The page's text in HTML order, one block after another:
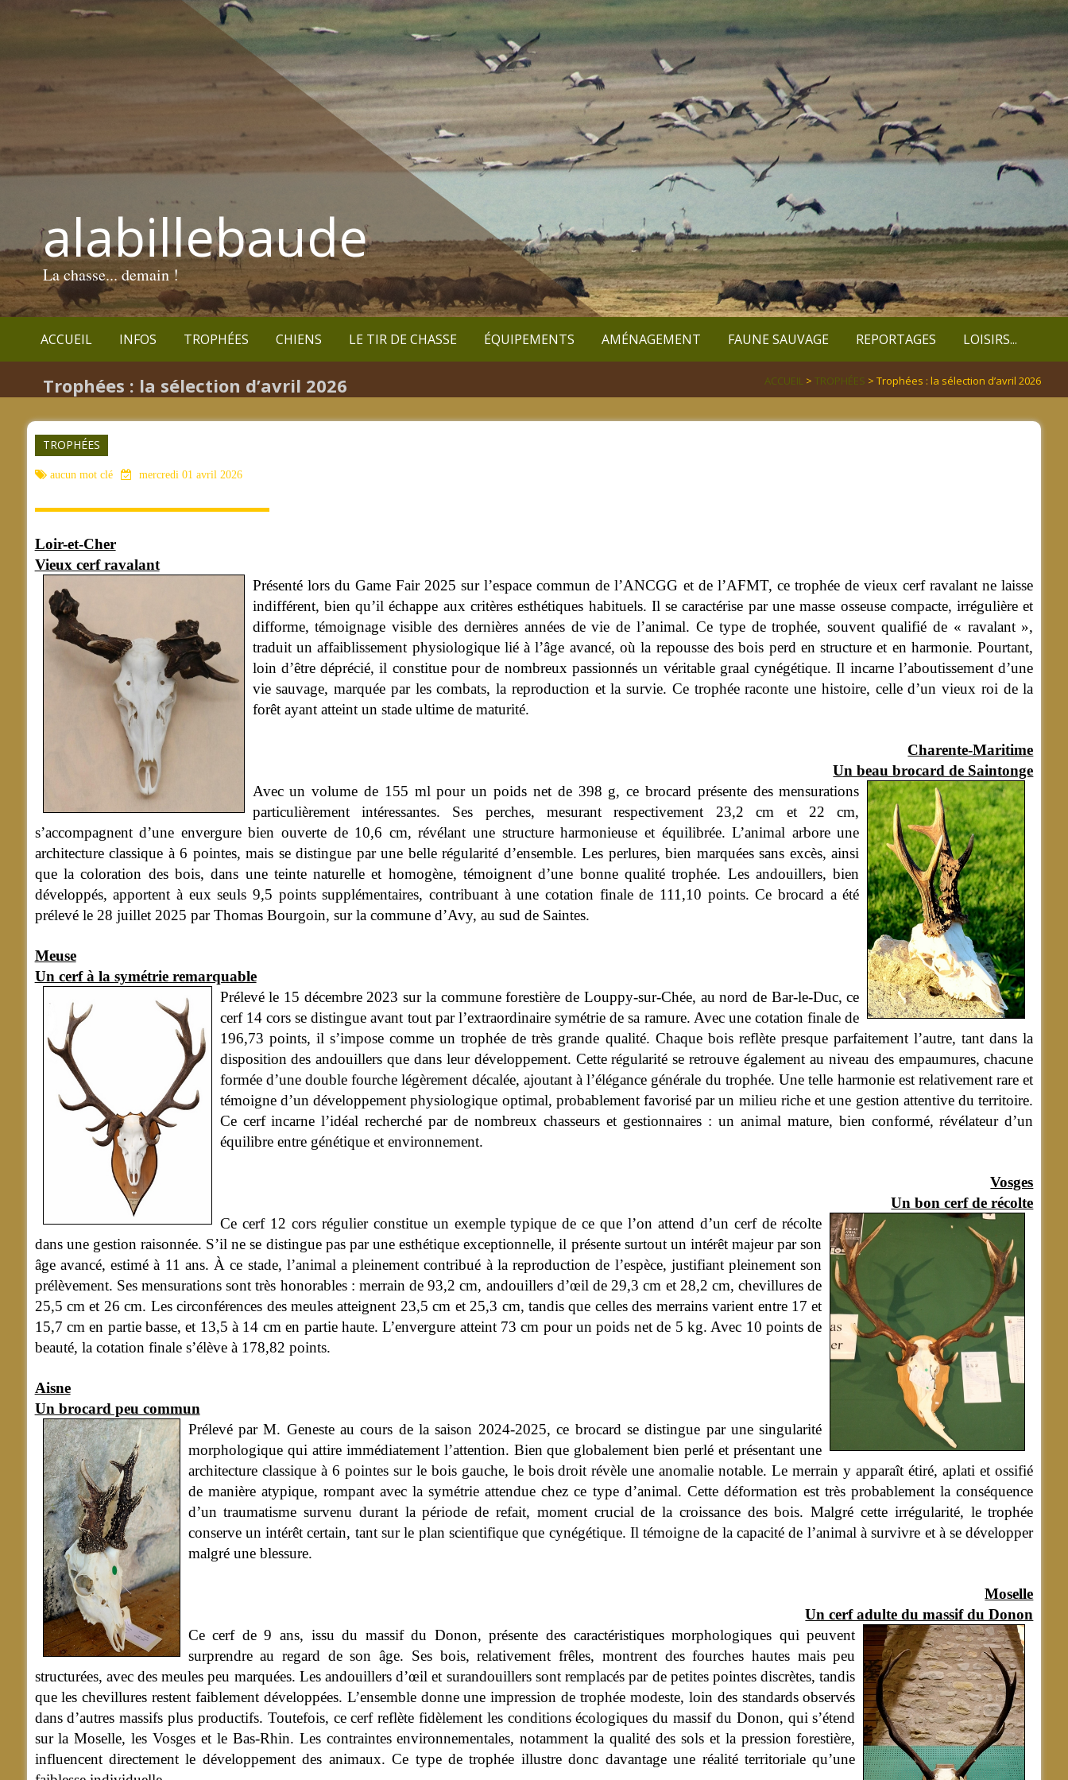
alabillebaude
La chasse... demain !
ACCUEIL INFOS TROPHÉES CHIENS LE TIR DE CHASSE ÉQUIPEMENTS AMÉNAGEMENT FAUNE SAUVAGE REPORTAGES LOISIRS...
Trophées : la sélection d’avril 2026 ACCUEIL >TROPHÉES > Trophées : la sélection d’avril 2026
TROPHÉES
aucun mot clé mercredi 01 avril 2026
Loir-et-Cher
Vieux cerf ravalant
Présenté lors du Game Fair 2025 sur l’espace commun de l’ANCGG et de l’AFMT, ce trophée de vieux cerf ravalant ne laisse
indifférent, bien qu’il échappe aux critères esthétiques habituels. Il se caractérise par une masse osseuse compacte, irrégulière et
difforme, témoignage visible des dernières années de vie de l’animal. Ce type de trophée, souvent qualifié de « ravalant »,
traduit un affaiblissement physiologique lié à l’âge avancé, où la repousse des bois perd en structure et en harmonie. Pourtant,
loin d’être déprécié, il constitue pour de nombreux passionnés un véritable graal cynégétique. Il incarne l’aboutissement d’une
vie sauvage, marquée par les combats, la reproduction et la survie. Ce trophée raconte une histoire, celle d’un vieux roi de la
forêt ayant atteint un stade ultime de maturité.
Charente-Maritime
Un beau brocard de Saintonge
Avec un volume de 155 ml pour un poids net de 398 g, ce brocard présente des mensurations
particulièrement intéressantes. Ses perches, mesurant respectivement 23,2 cm et 22 cm,
s’accompagnent d’une envergure bien ouverte de 10,6 cm, révélant une structure harmonieuse et équilibrée. L’animal arbore une
architecture classique à 6 pointes, mais se distingue par une belle régularité d’ensemble. Les perlures, bien marquées sans excès, ainsi
que la coloration des bois, dans une teinte naturelle et homogène, témoignent d’une bonne qualité trophée. Les andouillers, bien
développés, apportent à eux seuls 9,5 points supplémentaires, contribuant à une cotation finale de 111,10 points. Ce brocard a été
prélevé le 28 juillet 2025 par Thomas Bourgoin, sur la commune d’Avy, au sud de Saintes.
Meuse
Un cerf à la symétrie remarquable
Prélevé le 15 décembre 2023 sur la commune forestière de Louppy-sur-Chée, au nord de Bar-le-Duc, ce
cerf 14 cors se distingue avant tout par l’extraordinaire symétrie de sa ramure. Avec une cotation finale de
196,73 points, il s’impose comme un trophée de très grande qualité. Chaque bois reflète presque parfaitement l’autre, tant dans la
disposition des andouillers que dans leur développement. Cette régularité se retrouve également au niveau des empaumures, chacune
formée d’une double fourche légèrement décalée, ajoutant à l’élégance générale du trophée. Une telle harmonie est relativement rare et
témoigne d’un développement physiologique optimal, probablement favorisé par un milieu riche et une gestion attentive du territoire.
Ce cerf incarne l’idéal recherché par de nombreux chasseurs et gestionnaires : un animal mature, bien conformé, révélateur d’un
équilibre entre génétique et environnement.
Vosges
Un bon cerf de récolte
Ce cerf 12 cors régulier constitue un exemple typique de ce que l’on attend d’un cerf de récolte
dans une gestion raisonnée. S’il ne se distingue pas par une esthétique exceptionnelle, il présente surtout un intérêt majeur par son
âge avancé, estimé à 11 ans. À ce stade, l’animal a pleinement contribué à la reproduction de l’espèce, justifiant pleinement son
prélèvement. Ses mensurations sont très honorables : merrain de 93,2 cm, andouillers d’œil de 29,3 cm et 28,2 cm, chevillures de
25,5 cm et 26 cm. Les circonférences des meules atteignent 23,5 cm et 25,3 cm, tandis que celles des merrains varient entre 17 et
15,7 cm en partie basse, et 13,5 à 14 cm en partie haute. L’envergure atteint 73 cm pour un poids net de 5 kg. Avec 10 points de
beauté, la cotation finale s’élève à 178,82 points.
Aisne
Un brocard peu commun
Prélevé par M. Geneste au cours de la saison 2024-2025, ce brocard se distingue par une singularité
morphologique qui attire immédiatement l’attention. Bien que globalement bien perlé et présentant une
architecture classique à 6 pointes sur le bois gauche, le bois droit révèle une anomalie notable. Le merrain y apparaît étiré, aplati et ossifié
de manière atypique, rompant avec la symétrie attendue chez ce type d’animal. Cette déformation est très probablement la conséquence
d’un traumatisme survenu durant la période de refait, moment crucial de la croissance des bois. Malgré cette irrégularité, le trophée
conserve un intérêt certain, tant sur le plan scientifique que cynégétique. Il témoigne de la capacité de l’animal à survivre et à se développer
malgré une blessure.
Moselle
Un cerf adulte du massif du Donon
Ce cerf de 9 ans, issu du massif du Donon, présente des caractéristiques morphologiques qui peuvent
surprendre au regard de son âge. Ses bois, relativement frêles, montrent des fourches hautes mais peu
structurées, avec des meules peu marquées. Les andouillers d’œil et surandouillers sont remplacés par de petites pointes discrètes, tandis
que les chevillures restent faiblement développées. L’ensemble donne une impression de trophée modeste, loin des standards observés
dans d’autres massifs plus productifs. Toutefois, ce cerf reflète fidèlement les conditions écologiques du massif du Donon, qui s’étend
sur la Moselle, les Vosges et le Bas-Rhin. Les contraintes environnementales, notamment la qualité des sols et la pression forestière,
influencent directement le développement des animaux. Ce type de trophée illustre donc davantage une réalité territoriale qu’une